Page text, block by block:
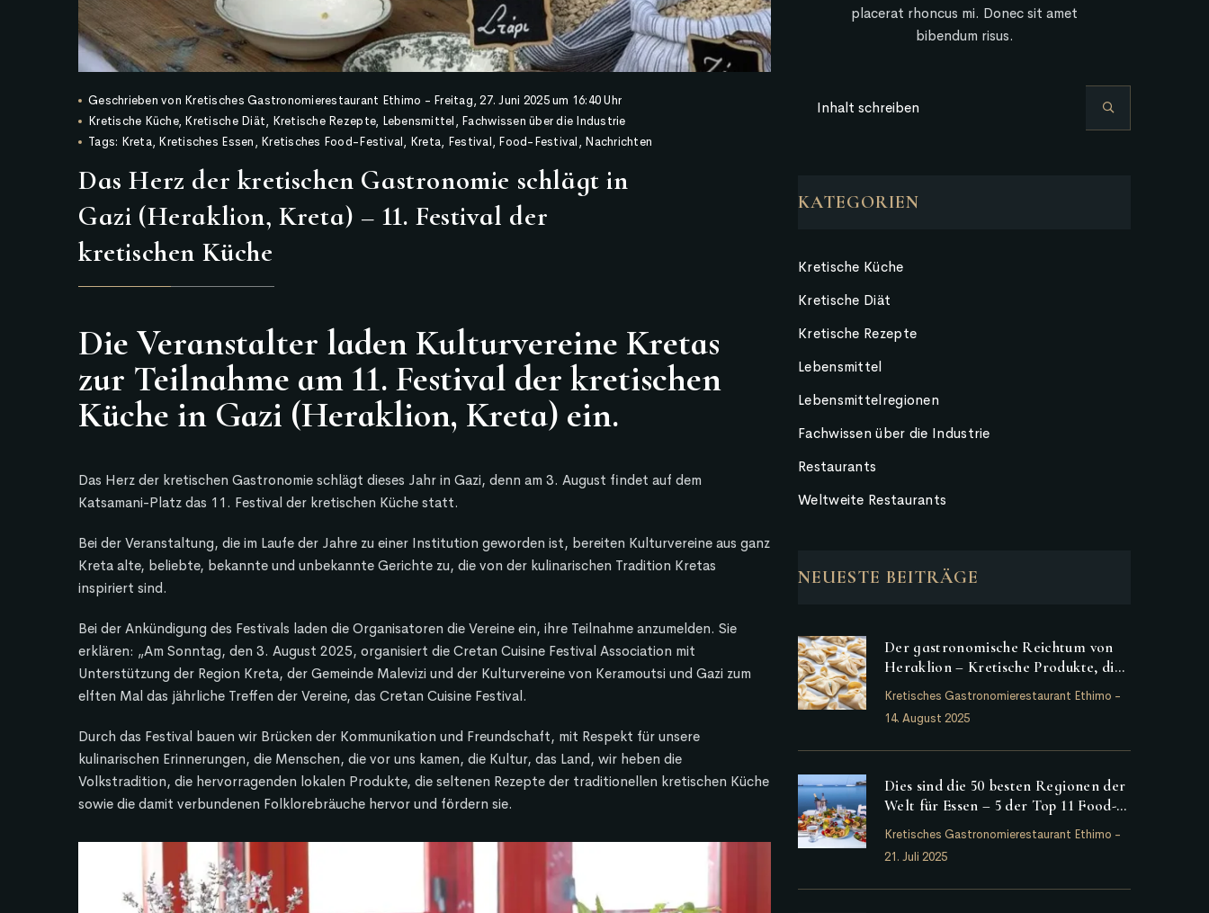
Geschrieben von Kretisches Gastronomierestaurant Ethimo - Freitag, 27. Juni 2025 um 16:40 Uhr
Kretische Küche, Kretische Diät, Kretische Rezepte, Lebensmittel, Fachwissen über die Industrie
Tags: Kreta, Kretisches Essen, Kretisches Food-Festival, Kreta, Festival, Food-Festival, Nachrichten
Das Herz der kretischen Gastronomie schlägt in
Gazi (Heraklion, Kreta) – 11. Festival der
kretischen Küche
Die Veranstalter laden Kulturvereine Kretas
zur Teilnahme am 11. Festival der kretischen
Küche in Gazi (Heraklion, Kreta) ein.
Das Herz der kretischen Gastronomie schlägt dieses Jahr in Gazi, denn am 3. August findet auf dem
Katsamani-Platz das 11. Festival der kretischen Küche statt.
Bei der Veranstaltung, die im Laufe der Jahre zu einer Institution geworden ist, bereiten Kulturvereine aus ganz
Kreta alte, beliebte, bekannte und unbekannte Gerichte zu, die von der kulinarischen Tradition Kretas
inspiriert sind.
Bei der Ankündigung des Festivals laden die Organisatoren die Vereine ein, ihre Teilnahme anzumelden. Sie
erklären: „Am Sonntag, den 3. August 2025, organisiert die Cretan Cuisine Festival Association mit
Unterstützung der Region Kreta, der Gemeinde Malevizi und der Kulturvereine von Keramoutsi und Gazi zum
elften Mal das jährliche Treffen der Vereine, das Cretan Cuisine Festival.
Durch das Festival bauen wir Brücken der Kommunikation und Freundschaft, mit Respekt für unsere
kulinarischen Erinnerungen, die Menschen, die vor uns kamen, die Kultur, das Land, wir heben die
Volkstradition, die hervorragenden lokalen Produkte, die seltenen Rezepte der traditionellen kretischen Küche
sowie die damit verbundenen Folklorebräuche hervor und fördern sie.
placerat rhoncus mi. Donec sit amet
bibendum risus.
KATEGORIEN
Kretische Küche
Kretische Diät
Kretische Rezepte
Lebensmittel
Lebensmittelregionen
Fachwissen über die Industrie
Restaurants
Weltweite Restaurants
NEUESTE BEITRÄGE
Der gastronomische Reichtum von
Heraklion – Kretische Produkte, die
in der Provinz Heraklion
Kretisches Gastronomierestaurant Ethimo -
14. August 2025
Dies sind die 50 besten Regionen der
Welt für Essen – 5 der Top 11 Food-
Regionen sind griechisch
Kretisches Gastronomierestaurant Ethimo -
21. Juli 2025